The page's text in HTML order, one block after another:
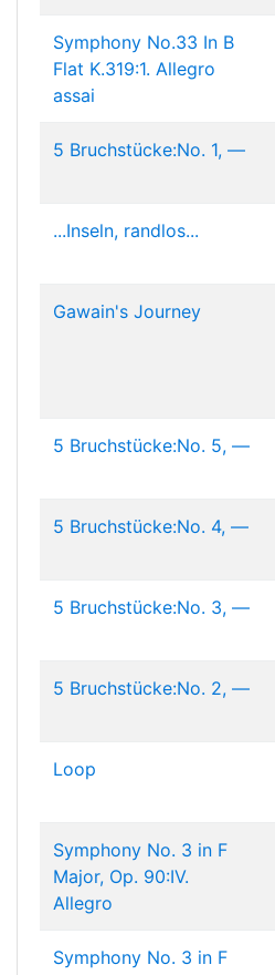
Symphony No.33 In B
Flat K.319:1. Allegro
assai
5 Bruchstücke:No. 1, —
...Inseln, randlos...
Gawain's Journey
5 Bruchstücke:No. 5, —
5 Bruchstücke:No. 4, —
5 Bruchstücke:No. 3, —
5 Bruchstücke:No. 2, —
Loop
Symphony No. 3 in F
Major, Op. 90:IV.
Allegro
Symphony No. 3 in F